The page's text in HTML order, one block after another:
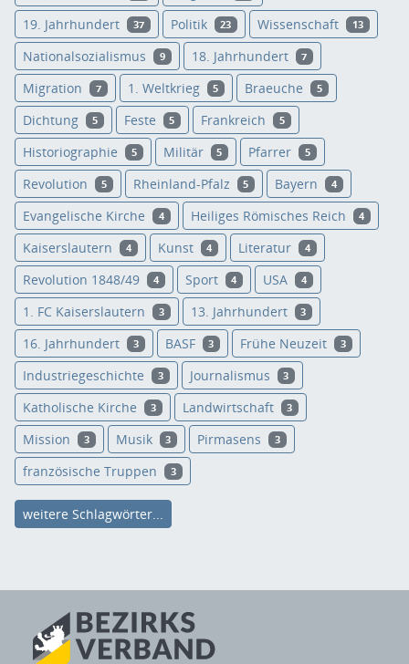
19. Jahrhundert 37 Politik 23 Wissenschaft 13
Nationalsozialismus 9 18. Jahrhundert 7
Migration 7 1. Weltkrieg 5 Braeuche 5
Dichtung 5 Feste 5 Frankreich 5
Historiographie 5 Militär 5 Pfarrer 5
Revolution 5 Rheinland-Pfalz 5 Bayern 4
Evangelische Kirche 4 Heiliges Römisches Reich 4
Kaiserslautern 4 Kunst 4 Literatur 4
Revolution 1848/49 4 Sport 4 USA 4
1. FC Kaiserslautern 3 13. Jahrhundert 3
16. Jahrhundert 3 BASF 3 Frühe Neuzeit 3
Industriegeschichte 3 Journalismus 3
Katholische Kirche 3 Landwirtschaft 3
Mission 3 Musik 3 Pirmasens 3
französische Truppen 3
weitere Schlagwörter...